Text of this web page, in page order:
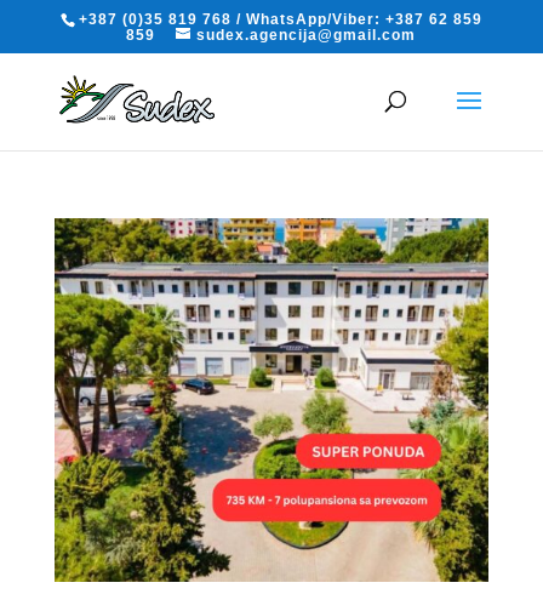
+387 (0)35 819 768 / WhatsApp/Viber: +387 62 859
859
sudex.agencija@gmail.com